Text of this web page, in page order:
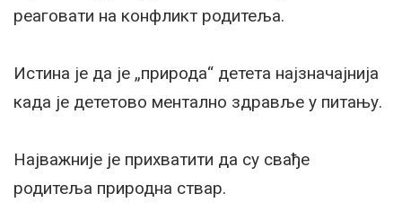
реаговати на конфликт родитеља.
Истина је да је „природа“ детета најзначајнија
када је дететово ментално здравље у питању.
Најважније је прихватити да су свађе
родитеља природна ствар.